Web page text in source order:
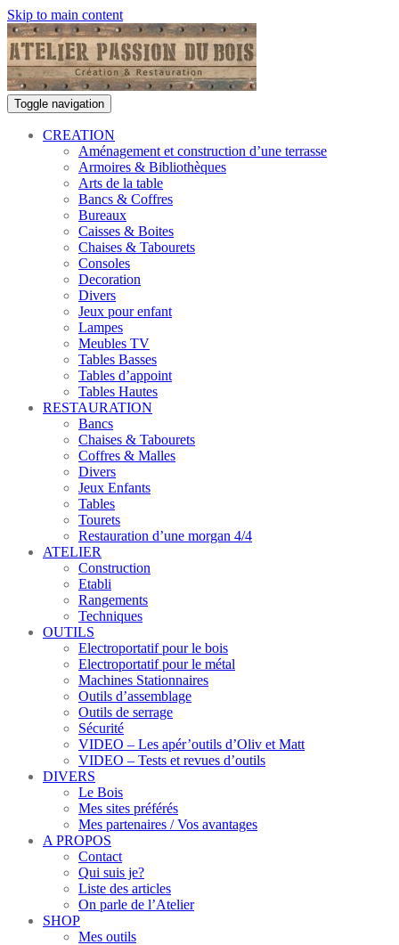
Skip to main content
Toggle navigation
CREATION
Aménagement et construction d’une terrasse
Armoires & Bibliothèques
Arts de la table
Bancs & Coffres
Bureaux
Caisses & Boites
Chaises & Tabourets
Consoles
Decoration
Divers
Jeux pour enfant
Lampes
Meubles TV
Tables Basses
Tables d’appoint
Tables Hautes
RESTAURATION
Bancs
Chaises & Tabourets
Coffres & Malles
Divers
Jeux Enfants
Tables
Tourets
Restauration d’une morgan 4/4
ATELIER
Construction
Etabli
Rangements
Techniques
OUTILS
Electroportatif pour le bois
Electroportatif pour le métal
Machines Stationnaires
Outils d’assemblage
Outils de serrage
Sécurité
VIDEO – Les apér’outils d’Oliv et Matt
VIDEO – Tests et revues d’outils
DIVERS
Le Bois
Mes sites préférés
Mes partenaires / Vos avantages
A PROPOS
Contact
Qui suis je?
Liste des articles
On parle de l’Atelier
SHOP
Mes outils